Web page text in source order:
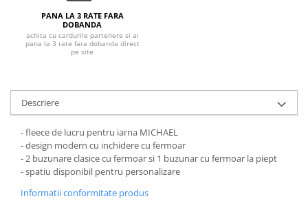
Pentru copii
Pantaloni de lucru cu pieptar
Pentru femei
Bluze pentru femei
Fleece-uri
Halate
Jachete / Bluze salopeta
Pantaloni de lucru cu pieptar
PANA LA 3 RATE FARA
DOBANDA
achita cu cardurile partenere si ai
pana la 3 rate fara dobanda direct
pe site
Descriere
- fleece de lucru pentru iarna MICHAEL
- design modern cu inchidere cu fermoar
- 2 buzunare clasice cu fermoar si 1 buzunar cu fermoar la piept
- spatiu disponibil pentru personalizare
Informatii conformitate produs